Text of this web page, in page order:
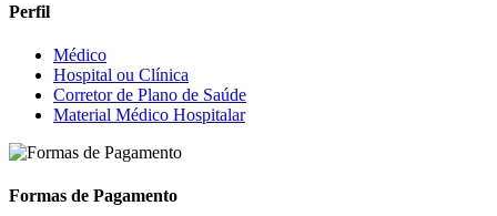
Perfil
Médico
Hospital ou Clínica
Corretor de Plano de Saúde
Material Médico Hospitalar
Formas de Pagamento